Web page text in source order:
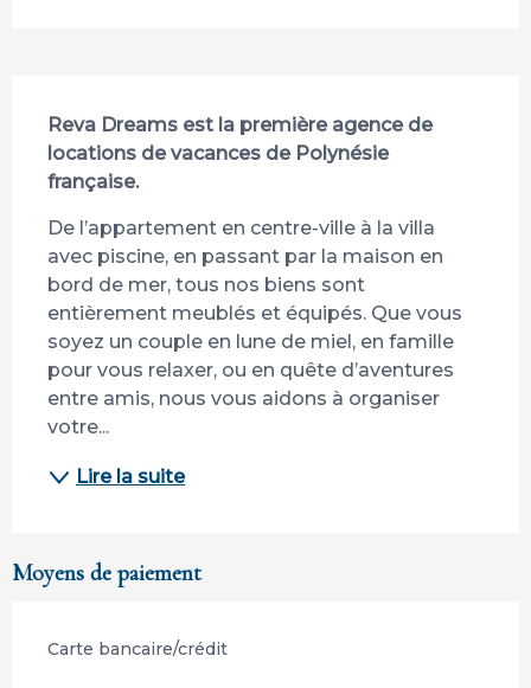
Reva Dreams est la première agence de
locations de vacances de Polynésie
française.
De l’appartement en centre-ville à la villa
avec piscine, en passant par la maison en
bord de mer, tous nos biens sont
entièrement meublés et équipés. Que vous
soyez un couple en lune de miel, en famille
pour vous relaxer, ou en quête d’aventures
entre amis, nous vous aidons à organiser
votre...
Lire la suite
Moyens de paiement
Carte bancaire/crédit